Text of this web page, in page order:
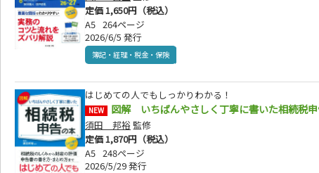
定価 1,650円（税込）
A5 264ページ
2026/6/5 発行
簿記・経理・税金・保険
はじめての人でもしっかりわかる！
NEW 図解 いちばんやさしく丁寧に書いた相続税
須田 邦裕 監修
定価 1,870円（税込）
A5 248ページ
2026/5/29 発行